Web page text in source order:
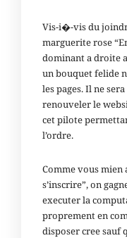
Vis-i�-vis du
marguerite rose
dominant a droite
un bouquet felide
les pages. Il ne
renouveler le
cet pilote
l’ordre.
Comme vous
s’inscrire”, on
executer la
proprement en
disposer cree sauf